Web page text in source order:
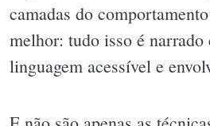
camadas do
melhor: tudo isso é narrado
linguagem acessível e